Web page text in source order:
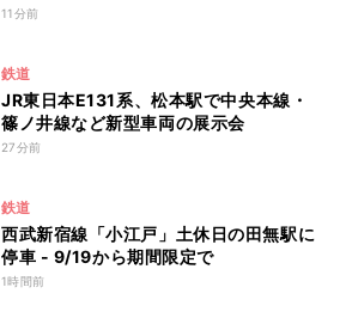
11分前
鉄道
JR東日本E131系、松本駅で中央本線・
篠ノ井線など新型車両の展示会
27分前
鉄道
西武新宿線「小江戸」土休日の田無駅に
停車 - 9/19から期間限定で
1時間前